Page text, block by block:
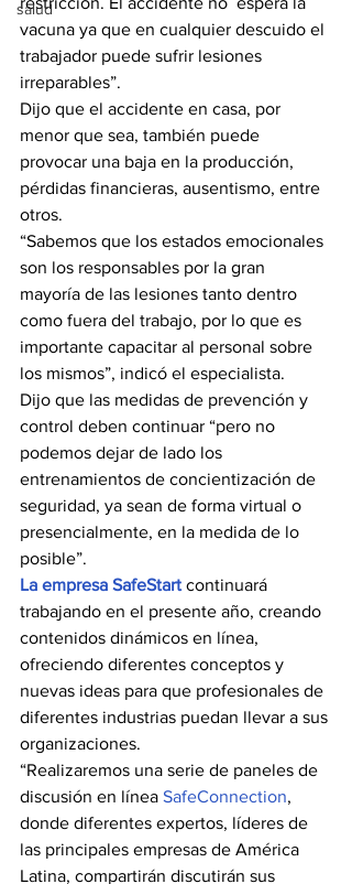
salud
vacuna ya que en cualquier descuido el
trabajador puede sufrir lesiones
irreparables”.
Dijo que el accidente en casa, por
menor que sea, también puede
provocar una baja en la producción,
pérdidas financieras, ausentismo, entre
otros.
“Sabemos que los estados emocionales
son los responsables por la gran
mayoría de las lesiones tanto dentro
como fuera del trabajo, por lo que es
importante capacitar al personal sobre
los mismos”, indicó el especialista.
Dijo que las medidas de prevención y
control deben continuar “pero no
podemos dejar de lado los
entrenamientos de concientización de
seguridad, ya sean de forma virtual o
presencialmente, en la medida de lo
posible”.
La empresa SafeStart continuará
trabajando en el presente año, creando
contenidos dinámicos en línea,
ofreciendo diferentes conceptos y
nuevas ideas para que profesionales de
diferentes industrias puedan llevar a sus
organizaciones.
“Realizaremos una serie de paneles de
discusión en línea SafeConnection,
donde diferentes expertos, líderes de
las principales empresas de América
Latina, compartirán discutirán sus